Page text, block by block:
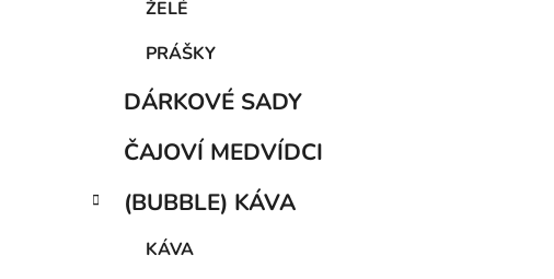
ŽELÉ
PRÁŠKY
DÁRKOVÉ SADY
ČAJOVÍ MEDVÍDCI
(BUBBLE) KÁVA
KÁVA